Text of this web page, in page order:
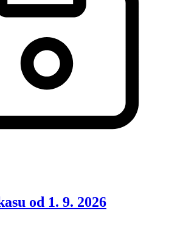
od 1. 9. 2026